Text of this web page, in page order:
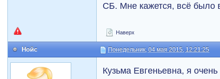
СБ. Мне кажется, всё было
Наверх
Нойс Понедельник, 04 мая 2015, 12:21:25
Кузьма Евгеньевна, я очень